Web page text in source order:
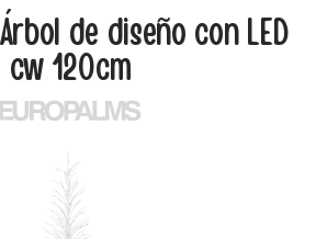
Árbol de diseño con LED
cw 120cm